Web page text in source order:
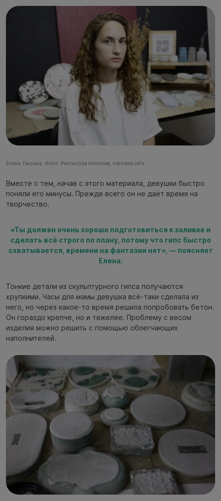
Елена Лисина. Фото: Ростислав Нетисов, nsknews.info
Вместе с тем, начав с этого материала, девушки быстро
поняли его минусы. Прежде всего он не даёт время на
творчество.
«Ты должен очень хорошо подготовиться к заливке и
сделать всё строго по плану, потому что гипс быстро
схватывается, времени на фантазии нет», — поясняет
Елена.
Тонкие детали из скульптурного гипса получаются
хрупкими. Часы для мамы девушка всё-таки сделала из
него, но через какое-то время решила попробовать бетон.
Он гораздо крепче, но и тяжелее. Проблему с весом
изделия можно решить с помощью облегчающих
наполнителей.